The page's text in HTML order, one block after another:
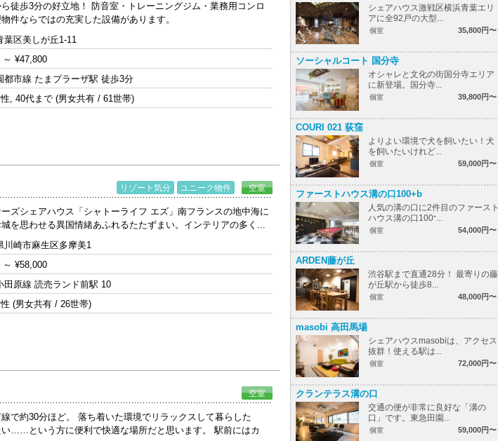
徒歩3分の好立地！ 防音室・トレーニングジム・業務用コンロ
件ならではの充実した設備があります。
葉区美しが丘1-11
～ ¥47,800
都市線 たまプラーザ駅 徒歩3分
, 40代まで (男女共有 / 61世帯)
リゾート気分 ユニーク物件 空室
ズシェアハウス「シャトーライフ エズ」南フランスの地中海に
を思わせる異国情緒あふれるたたずまい。インテリアの多く...
川崎市麻生区多摩美1
～ ¥58,000
田原線 読売ランド前駅 10
(男女共有 / 26世帯)
空室
で約30分ほど。 落ち着いた環境でリラックスして暮らした
……という方に便利で快適な場所だと思います。 駅前にはカ
シェアハウス激戦区横浜青葉エリ
アに全92戸の大型...
個室 35,800円〜
ソーシャルコート 国分寺
オシャレと文化の街国分寺エリア
に新登場。国分寺...
個室 39,800円〜
COURI 021 荻窪
よりよい環境で犬を飼いたい！犬
を飼いたいけれど...
個室 59,000円〜
ファーストハウス溝の口100+b
人気の溝の口に2件目のファース
ハウス溝の口100⁺...
個室 54,000円〜
ARDEN藤が丘
渋谷駅まで直通28分！ 最寄りの藤
が丘駅から徒歩8...
個室 48,000円〜
masobi 高田馬場
シェアハウスmasobiは、アクセス
抜群！使える駅は...
個室 72,000円〜
クランテラス溝の口
交通の便が非常に良好な「溝の
口」です。東急田園...
個室 59,000円〜